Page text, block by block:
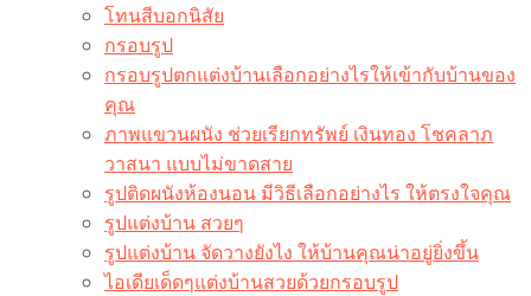
โทนสีบอกนิสัย
กรอบรูป
กรอบรูปตกแต่งบ้านเลือกอย่างไรให้เข้ากับบ้านของ
คุณ
ภาพแขวนผนัง ช่วยเรียกทรัพย์ เงินทอง โชคลาภ
วาสนา แบบไม่ขาดสาย
รูปติดผนังห้องนอน มีวิธีเลือกอย่างไร ให้ตรงใจคุณ
รูปแต่งบ้าน สวยๆ
รูปแต่งบ้าน จัดวางยังไง ให้บ้านคุณน่าอยู่ยิ่งขึ้น
ไอเดียเด็ดๆแต่งบ้านสวยด้วยกรอบรูป